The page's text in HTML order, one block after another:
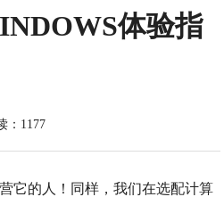
体验指
：1177
它的人！同样，我们在选配计算